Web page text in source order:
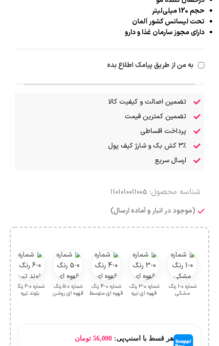
حجم 120 میلی‌لیتر
تحت لیسانس کشور آلمان
دارای مجوز سارمان غذا و دارو
به من از طریق پیامک اطلاع بده
تضمین اصالت و کیفیت کالا
تضمین کمترین قیمت
پرداخت اقساطی
۳٪ کش بک و شارژ کیف پول
ارسال سریع
شناسه محصول: 1101010011005
(موجود در انبار و آماده ارسال)
شماره 0-1 رنگ
مشکی
شماره 0-3 رنگ
قهوه ای تیره
شماره 0-4 رنگ
قهوه ای متوسط
شماره 0-5 رنگ
قهوه ای روشن
شماره 0-6 رنگ
بلوند تیره
هر قسط با اسنپ‌پی: 56,000 تومان